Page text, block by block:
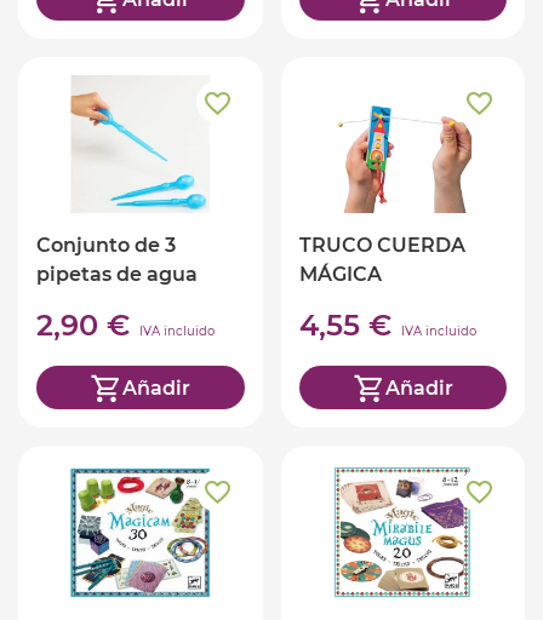
Conjunto de 3
pipetas de agua
2,90 € IVA incluido
Añadir
TRUCO CUERDA
MÁGICA
4,55 € IVA incluido
Añadir